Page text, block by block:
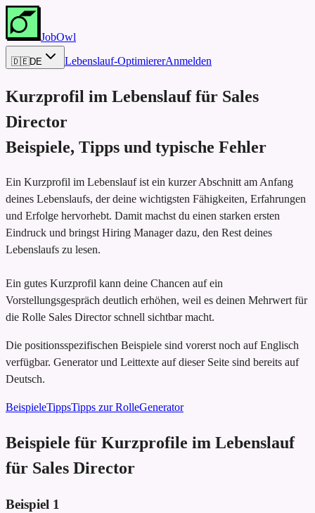
JobOwl
🇩🇪DE Lebenslauf-OptimiererAnmelden
Kurzprofil im Lebenslauf für Sales
Director
Beispiele, Tipps und typische Fehler
Ein Kurzprofil im Lebenslauf ist ein kurzer Abschnitt am Anfang
deines Lebenslaufs, der deine wichtigsten Fähigkeiten, Erfahrungen
und Erfolge hervorhebt. Damit machst du einen starken ersten
Eindruck und bringst Hiring Manager dazu, den Rest deines
Lebenslaufs zu lesen.
Ein gutes Kurzprofil kann deine Chancen auf ein
Vorstellungsgespräch deutlich erhöhen, weil es deinen Mehrwert für
die Rolle Sales Director schnell sichtbar macht.
Die positionsspezifischen Beispiele sind vorerst noch auf Englisch
verfügbar. Generator und Leittexte auf dieser Seite sind bereits auf
Deutsch.
BeispieleTippsTipps zur RolleGenerator
Beispiele für Kurzprofile im Lebenslauf
für Sales Director
Beispiel 1